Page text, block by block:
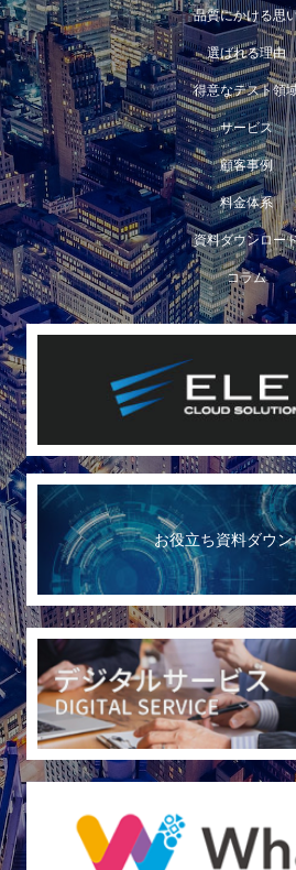
品質にかける思
選ばれる理由
得意なテスト領
サービス
顧客事例
料金体系
資料ダウンロー
コラム
お役立ち資料ダウン